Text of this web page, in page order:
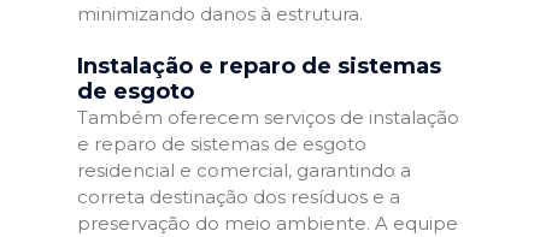
minimizando danos à estrutura.
Instalação e reparo de sistemas
de esgoto
Também oferecem serviços de instalação
e reparo de sistemas de esgoto
residencial e comercial, garantindo a
correta destinação dos resíduos e a
preservação do meio ambiente. A equipe